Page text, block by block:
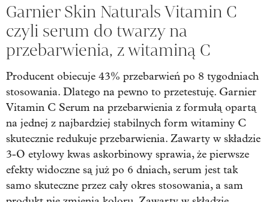
Garnier Skin Naturals Vitamin C
czyli serum do twarzy na
przebarwienia, z witaminą C
Producent obiecuje 43% przebarwień po 8 tygodniach
stosowania. Dlatego na pewno to przetestuję. Garnier
Vitamin C Serum na przebarwienia z formułą opartą
na jednej z najbardziej stabilnych form witaminy C
skutecznie redukuje przebarwienia. Zawarty w składzie
3-O etylowy kwas askorbinowy sprawia, że pierwsze
efekty widoczne są już po 6 dniach, serum jest tak
samo skuteczne przez cały okres stosowania, a sam